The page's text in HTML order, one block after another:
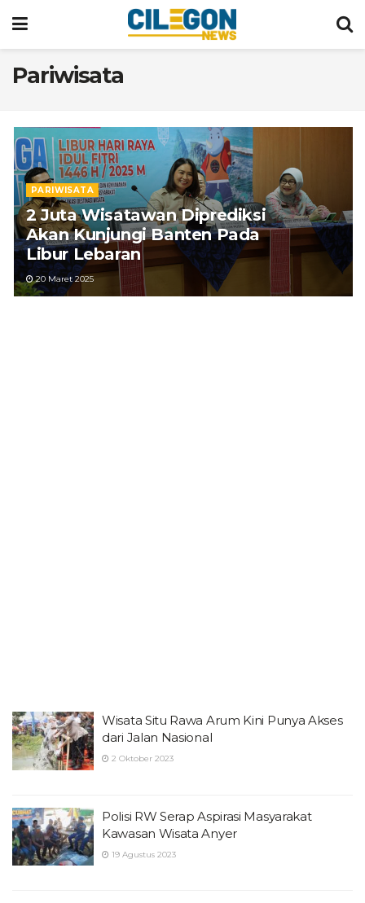
Pariwisata
PARIWISATA
2 Juta Wisatawan Diprediksi
Akan Kunjungi Banten Pada
Libur Lebaran
20 Maret 2025
Wisata Situ Rawa Arum Kini Punya Akses
dari Jalan Nasional
2 Oktober 2023
Polisi RW Serap Aspirasi Masyarakat
Kawasan Wisata Anyer
19 Agustus 2023